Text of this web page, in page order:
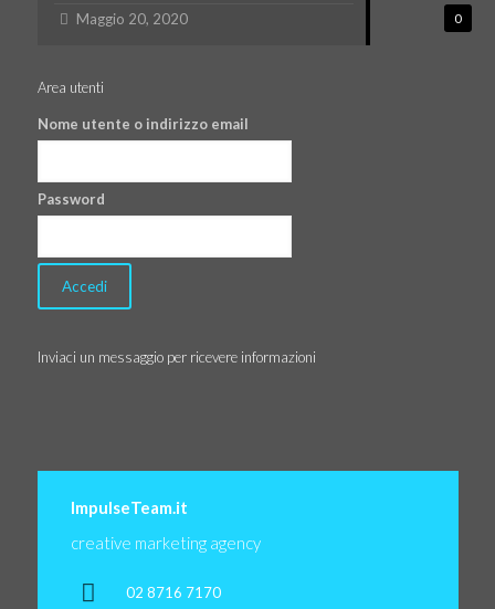
0
Maggio 20, 2020
Area utenti
Nome utente o indirizzo email
Password
Inviaci un messaggio per ricevere informazioni
ImpulseTeam.it
creative marketing agency
02 8716 7170